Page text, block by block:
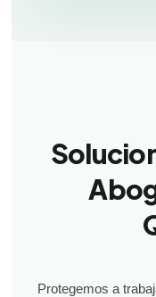
Protegemos a